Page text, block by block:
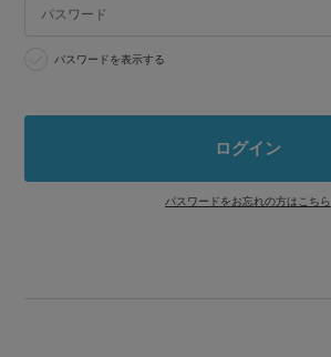
パスワードを表示する
パスワードをお忘れの方はこちら